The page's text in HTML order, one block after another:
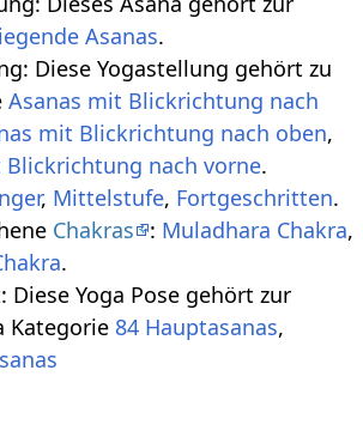
Asanas.
Diese Yogastellung gehört zu
Asanas mit Blickrichtung nach
mit Blickrichtung nach oben,
Blickrichtung nach vorne.
, Mittelstufe, Fortgeschritten.
Chakras : Muladhara Chakra,
.
Diese Yoga Pose gehört zur
Kategorie 84 Hauptasanas,